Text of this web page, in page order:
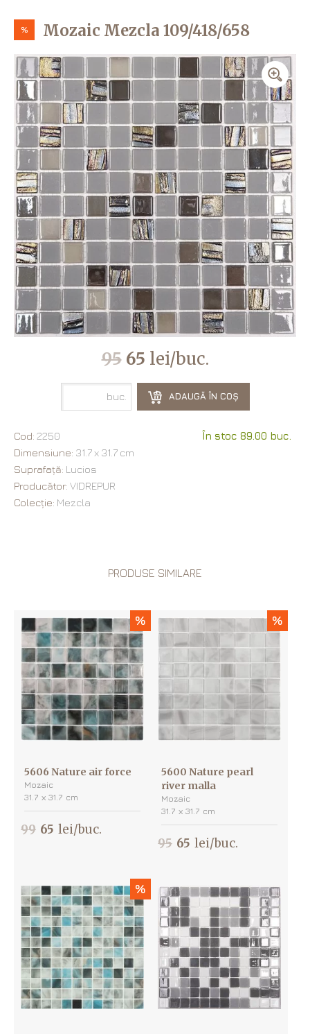
% Mozaic Mezcla 109/418/658
95 65 lei/buc.
buc. ADAUGĂ ÎN COȘ
Cod: 2250
În stoc 89.00 buc.
Dimensiune: 31.7 х 31.7 cm
Suprafață: Lucios
Producător: VIDREPUR
Colecție: Mezcla
PRODUSE SIMILARE
%
5606 Nature air force
Mozaic
31.7 х 31.7 cm
99 65 lei/buc.
%
5600 Nature pearl
river malla
Mozaic
31.7 х 31.7 cm
95 65 lei/buc.
%